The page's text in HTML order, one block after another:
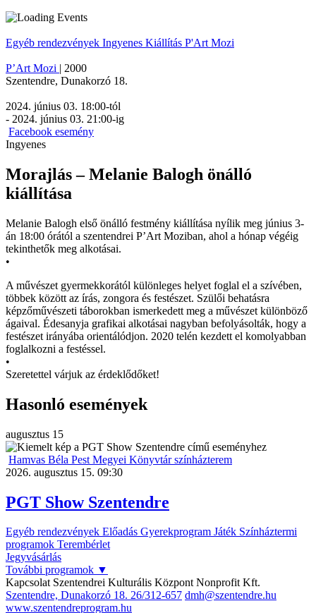
Egyéb rendezvények Ingyenes Kiállítás P'Art Mozi
P’Art Mozi | 2000
Szentendre, Dunakorzó 18.
2024. június 03. 18:00-tól
- 2024. június 03. 21:00-ig
Facebook esemény
Ingyenes
Morajlás – Melanie Balogh önálló
kiállítása
Melanie Balogh első önálló festmény kiállítása nyílik meg június 3-
án 18:00 órától a szentendrei P’Art Moziban, ahol a hónap végéig
tekinthetők meg alkotásai.
•
A művészet gyermekkorától különleges helyet foglal el a szívében,
többek között az írás, zongora és festészet. Szülői behatásra
képzőművészeti táborokban ismerkedett meg a művészet különböző
ágaival. Édesanyja grafikai alkotásai nagyban befolyásolták, hogy a
festészet irányába orientálódjon. 2020 telén kezdett el komolyabban
foglalkozni a festéssel.
•
Szeretettel várjuk az érdeklődőket!
Hasonló események
augusztus 15
Hamvas Béla Pest Megyei Könyvtár színházterem
2026. augusztus 15. 09:30
PGT Show Szentendre
Egyéb rendezvények Előadás Gyerekprogram Játék Színháztermi
programok Terembérlet
Jegyvásárlás
További programok ▼
Kapcsolat Szentendrei Kulturális Központ Nonprofit Kft.
Szentendre, Dunakorzó 18. 26/312-657 dmh@szentendre.hu
www.szentendreprogram.hu